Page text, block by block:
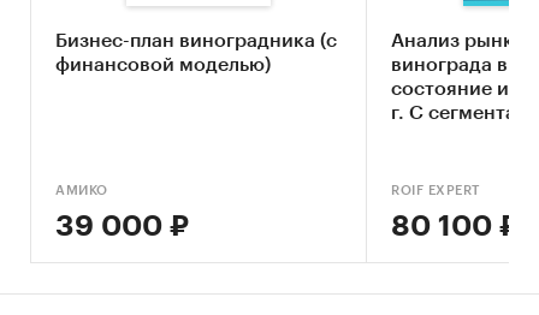
Ключевые компоненты рынка винограда
Экономические характеристики рынка
Прогнозы отрасли
Методология прогнозирования
Бизнес-план виноградника (с
финансовой моделью)
АМИКО
39 000 ₽
Анализ рынка
винограда в
состояние и
г. С
ROIF EXPERT
80 100 ₽